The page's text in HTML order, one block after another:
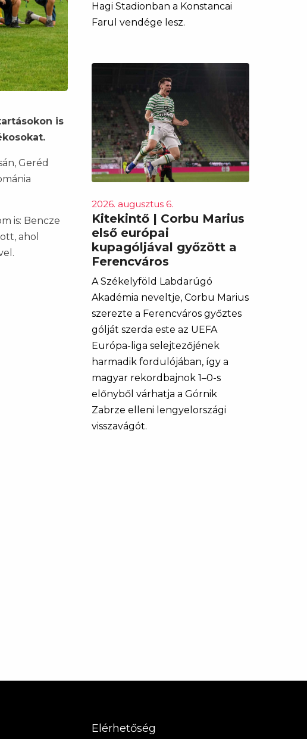
is
Geréd
is: Bencze
ahol
Hagi Stadionban a Konstancai
Farul vendége lesz.
2026. augusztus 6.
Kitekintő | Corbu Marius
első európai
kupagóljával győzött a
Ferencváros
A Székelyföld Labdarúgó
Akadémia neveltje, Corbu Marius
szerezte a Ferencváros győztes
gólját szerda este az UEFA
Európa-liga selejtezőjének
harmadik fordulójában, így a
magyar rekordbajnok 1–0-s
előnyből várhatja a Górnik
Zabrze elleni lengyelországi
visszavágót.
Elérhetőség